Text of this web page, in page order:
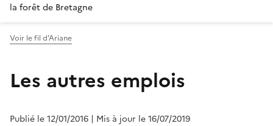
la forêt de Bretagne
Voir le fil d'Ariane
Les autres emplois
Publié le 12/01/2016 | Mis à jour le 16/07/2019